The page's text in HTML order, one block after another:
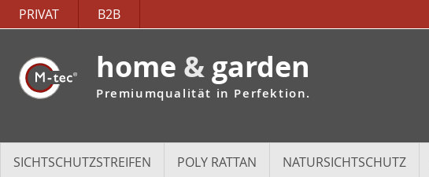
PRIVAT B2B
home & garden
Premiumqualität in Perfektion.
SICHTSCHUTZSTREIFEN POLY RATTAN NATURSICHTSCHUTZ